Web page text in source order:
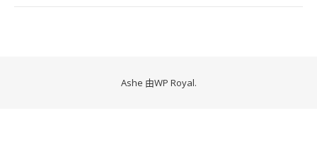
Ashe 由WP Royal.